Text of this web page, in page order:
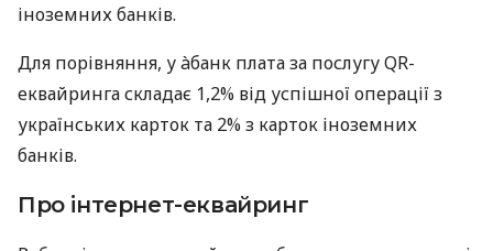
іноземних банків.
Для порівняння, у àбанк плата за послугу QR-
еквайринга складає 1,2% від успішної операції з
українських карток та 2% з карток іноземних
банків.
Про інтернет-еквайринг